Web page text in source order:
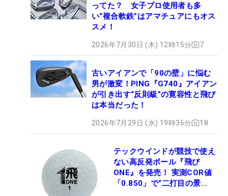
ってた？ 女子プロ使用者も多
い“複合軟鉄”はアマチュアにもオス
スメ！
2026年7月30日 (木) 12時15分 7
古いアイアンで「90の壁」に悩む
男が激変！PING『G740』アイアン
が引き出す“反則級”の寛容性と飛び
は本当だった！
2026年7月29日 (水) 19時36分 18
テックウインドが競技で使え
ない高反発ボール『飛び
ONE』を発売！ 実測COR値
「0.850」で“二打目の景